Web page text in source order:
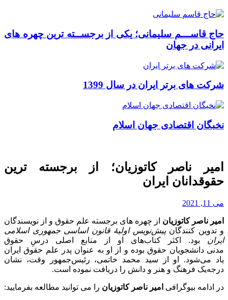
حاج قاســـم سلیمانی؛ یکی از برجســته ترین چهره های
ایرانی در جهان
شرکت های برتر ایران در سال 1399
نخبگان اقتصادی جهان اسلام
امیر ناصر کاتوزیان؛ از برجسته ترین
حقوقدانان ایران
می 11, 2021
امیر ناصر کاتوزیان از چهره های برجسته علم حقوق و از نویسندگان
و تدوین کنندگانپیش‌نویس اولیهٔ قانون اساسی جمهوری اسلامی
ایران بود. اکثر کتاب‌های او از منابع اصلی درسِ حقوق
مدنی دانشجویان حقوق بوده و از او به عنوان پدر علم حقوق ایران
یاد می‌شود. او از سید محمد خاتمی، رئیس‌جمهور وقت، نشان
درجه‌یک فرهنگ و هنر و دانش را دریافت نموده است.
در ادامه بیوگرافی امیر ناصر کاتوزیان را می توانید مطالعه بفرمایید: